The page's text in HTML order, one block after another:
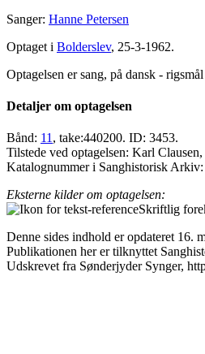
Sanger: Hanne Petersen
Optaget i Bolderslev, 25-3-1962.
Optagelsen er sang, på dansk - rigsmål
Detaljer om optagelsen
Bånd: 11 , take:440200. ID: 3453.
Tilstede ved optagelsen: Karl
Katalognummer i Sanghistorisk
Eksterne kilder om optagelsen:
Skriftlig
Denne sides indhold er opdateret 16.
Publikationen her er tilknyttet
Udskrevet fra Sønderjyder Synger,